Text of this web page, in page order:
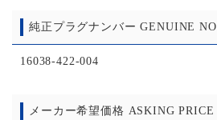
純正プラグナンバー GENUINE NO
16038-422-004
メーカー希望価格 ASKING PRICE